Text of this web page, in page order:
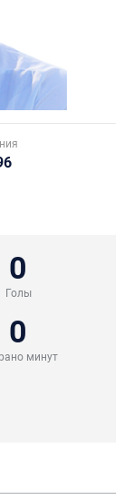
0
Голы
0
минут